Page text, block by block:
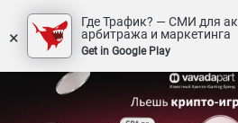
×
Где Трафик? — СМИ для
арбитража и маркетинга
Get in Google Play